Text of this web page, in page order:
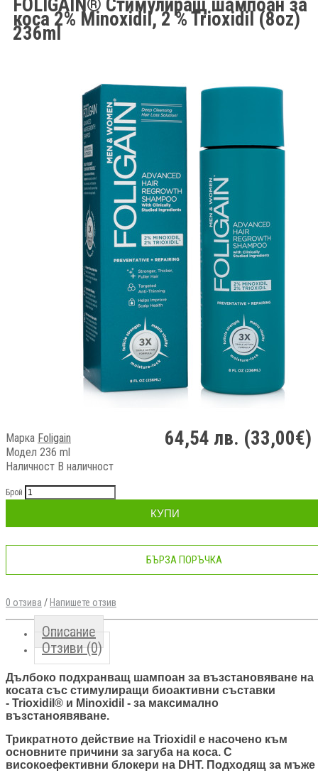
FOLIGAIN® Стимулиращ шампоан за
коса 2% Minoxidil, 2 % Trioxidil (8oz)
236ml
Марка Foligain
Модел 236 ml
Наличност В наличност
64,54 лв. (33,00€)
Брой
КУПИ
БЪРЗА ПОРЪЧКА
0 отзива / Напишете отзив
Описание
Отзиви (0)
Дълбоко подхранващ шампоан за възстановяване на
косата със стимулиращи биоактивни съставки
- Trioxidil® и Minoxidil - за максимално
възстаноявяване.
Трикратното действие на Trioxidil е насочено към
основните причини за загуба на коса. С
високоефективни блокери на DHT. Подходящ за мъже